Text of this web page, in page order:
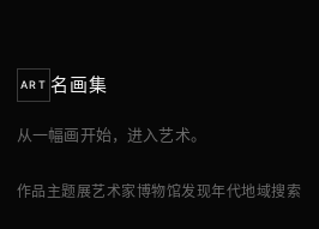
ART 名画集
从一幅画开始，进入艺术。
作品 主题展艺术家博物馆发现年代地域搜索